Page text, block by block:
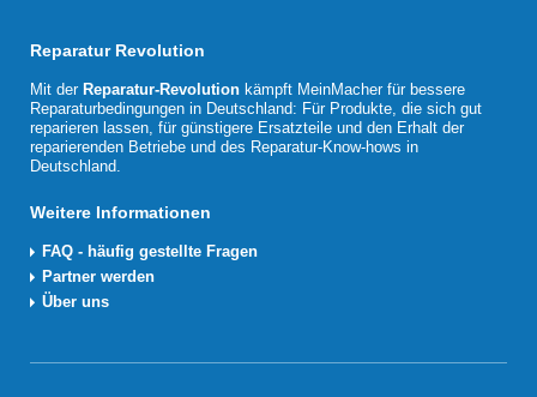
Reparatur Revolution
Mit der Reparatur-Revolution kämpft MeinMacher für bessere
Reparaturbedingungen in Deutschland: Für Produkte, die sich gut
reparieren lassen, für günstigere Ersatzteile und den Erhalt der
reparierenden Betriebe und des Reparatur-Know-hows in
Deutschland.
Weitere Informationen
FAQ - häufig gestellte Fragen
Partner werden
Über uns